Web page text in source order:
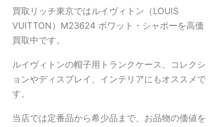
買取リッチ東京ではルイヴィトン（LOUIS
VUITTON）M23624 ボワット・シャポーを高価
買取中です。
ルイヴィトンの帽子用トランクケース、コレクシ
ョンやディスプレイ、インテリアにもオススメで
す。
当店では定番品から希少品まで、お品物の価値を